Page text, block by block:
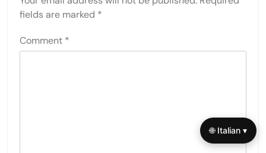
fields are marked *
Comment *
🌐 Italian ▾